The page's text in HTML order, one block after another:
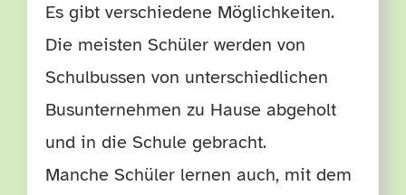
Es gibt verschiedene Möglichkeiten.
Die meisten Schüler werden von
Schulbussen von unterschiedlichen
Busunternehmen zu Hause abgeholt
und in die Schule gebracht.
Manche Schüler lernen auch, mit dem